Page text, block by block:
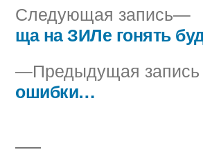
Навигация
по
записям
Предыдущая запись
ошибки…
Следующая запись
ща на ЗИЛе гонять